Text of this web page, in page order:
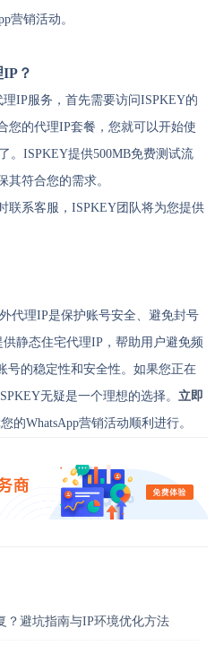
营销活动。
？
IP服务，首先需要访问ISPKEY的
您的代理IP套餐，您就可以开始使
。ISPKEY提供500MB免费测试流
其符合您的需求。
联系客服，ISPKEY团队将为您提供
代理IP是保护账号安全、避免封号
静态住宅代理IP，帮助用户避免频
号的稳定性和安全性。如果您正在
无疑是一个理想的选择。 立即
的WhatsApp营销活动顺利进行。
？避坑指南与IP环境优化方法